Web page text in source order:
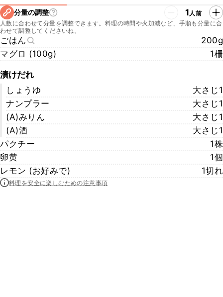
分量の調整 1人前
人数に合わせて分量を調整できます。料理の時間や火加減など、手順も分量に合
わせて調整してくださいね。
ごはん
200g
マグロ (100g)
1柵
漬けだれ
しょうゆ
大さじ1
ナンプラー
大さじ1
(A)みりん
大さじ1
(A)酒
大さじ1
パクチー
1株
卵黄
1個
レモン (お好みで)
1切れ
料理を安全に楽しむための注意事項